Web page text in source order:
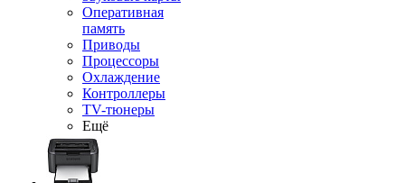
Оперативная
память
Приводы
Процессоры
Охлаждение
Контроллеры
TV-тюнеры
Ещё